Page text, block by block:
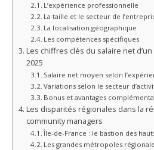
L’expérience professionnelle
La taille et le secteur de
La localisation géographique
Les compétences spécifiques
Les chiffres clés du salaire net
2025
Salaire net moyen selon
Variations selon le secteur
Bonus et avantages
Les disparités régionales dans la
community managers
Île-de-France : le bastion des
Les grandes métropoles